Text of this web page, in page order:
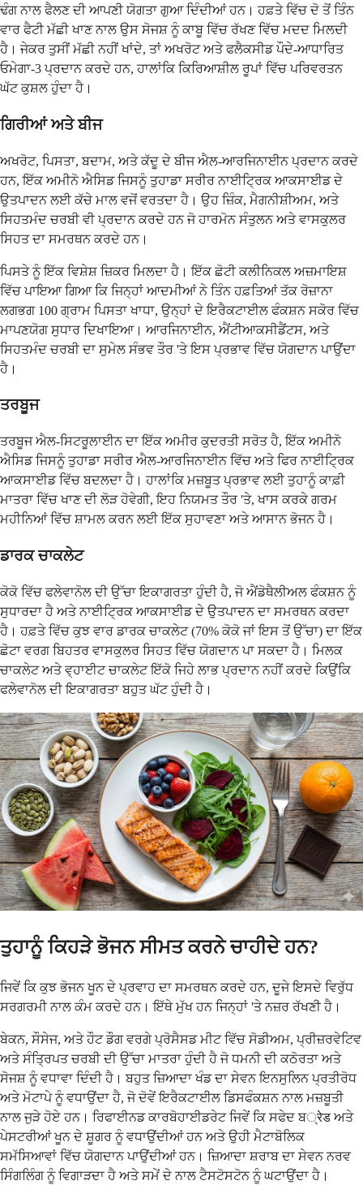
ਢੰਗ ਨਾਲ ਫੈਲਣ ਦੀ ਆਪਣੀ ਯੋਗਤਾ ਗੁਆ ​​ਦਿੰਦੀਆਂ ਹਨ। ਹਫ਼ਤੇ ਵਿੱਚ ਦੋ ਤੋਂ ਤਿੰਨ
ਵਾਰ ਫੈਟੀ ਮੱਛੀ ਖਾਣ ਨਾਲ ਉਸ ਸੋਜਸ਼ ਨੂੰ ਕਾਬੂ ਵਿੱਚ ਰੱਖਣ ਵਿੱਚ ਮਦਦ ਮਿਲਦੀ
ਹੈ। ਜੇਕਰ ਤੁਸੀਂ ਮੱਛੀ ਨਹੀਂ ਖਾਂਦੇ, ਤਾਂ ਅਖਰੋਟ ਅਤੇ ਫਲੈਕਸੀਡ ਪੌਦੇ-ਆਧਾਰਿਤ
ਓਮੇਗਾ-3 ਪ੍ਰਦਾਨ ਕਰਦੇ ਹਨ, ਹਾਲਾਂਕਿ ਕਿਰਿਆਸ਼ੀਲ ਰੂਪਾਂ ਵਿੱਚ ਪਰਿਵਰਤਨ
ਘੱਟ ਕੁਸ਼ਲ ਹੁੰਦਾ ਹੈ।
ਗਿਰੀਆਂ ਅਤੇ ਬੀਜ
ਅਖਰੋਟ, ਪਿਸਤਾ, ਬਦਾਮ, ਅਤੇ ਕੱਦੂ ਦੇ ਬੀਜ ਐਲ-ਆਰਜਿਨਾਈਨ ਪ੍ਰਦਾਨ ਕਰਦੇ
ਹਨ, ਇੱਕ ਅਮੀਨੋ ਐਸਿਡ ਜਿਸਨੂੰ ਤੁਹਾਡਾ ਸਰੀਰ ਨਾਈਟ੍ਰਿਕ ਆਕਸਾਈਡ ਦੇ
ਉਤਪਾਦਨ ਲਈ ਕੱਚੇ ਮਾਲ ਵਜੋਂ ਵਰਤਦਾ ਹੈ। ਉਹ ਜ਼ਿੰਕ, ਮੈਗਨੀਸ਼ੀਅਮ, ਅਤੇ
ਸਿਹਤਮੰਦ ਚਰਬੀ ਵੀ ਪ੍ਰਦਾਨ ਕਰਦੇ ਹਨ ਜੋ ਹਾਰਮੋਨ ਸੰਤੁਲਨ ਅਤੇ ਵਾਸਕੁਲਰ
ਸਿਹਤ ਦਾ ਸਮਰਥਨ ਕਰਦੇ ਹਨ।
ਪਿਸਤੇ ਨੂੰ ਇੱਕ ਵਿਸ਼ੇਸ਼ ਜ਼ਿਕਰ ਮਿਲਦਾ ਹੈ। ਇੱਕ ਛੋਟੀ ਕਲੀਨਿਕਲ ਅਜ਼ਮਾਇਸ਼
ਵਿੱਚ ਪਾਇਆ ਗਿਆ ਕਿ ਜਿਨ੍ਹਾਂ ਆਦਮੀਆਂ ਨੇ ਤਿੰਨ ਹਫ਼ਤਿਆਂ ਤੱਕ ਰੋਜ਼ਾਨਾ
ਲਗਭਗ 100 ਗ੍ਰਾਮ ਪਿਸਤਾ ਖਾਧਾ, ਉਨ੍ਹਾਂ ਦੇ ਇਰੈਕਟਾਈਲ ਫੰਕਸ਼ਨ ਸਕੋਰ ਵਿੱਚ
ਮਾਪਣਯੋਗ ਸੁਧਾਰ ਦਿਖਾਇਆ। ਆਰਜਿਨਾਈਨ, ਐਂਟੀਆਕਸੀਡੈਂਟਸ, ਅਤੇ
ਸਿਹਤਮੰਦ ਚਰਬੀ ਦਾ ਸੁਮੇਲ ਸੰਭਵ ਤੌਰ 'ਤੇ ਇਸ ਪ੍ਰਭਾਵ ਵਿੱਚ ਯੋਗਦਾਨ ਪਾਉਂਦਾ
ਹੈ।
ਤਰਬੂਜ
ਤਰਬੂਜ ਐਲ-ਸਿਟਰੂਲਾਈਨ ਦਾ ਇੱਕ ਅਮੀਰ ਕੁਦਰਤੀ ਸਰੋਤ ਹੈ, ਇੱਕ ਅਮੀਨੋ
ਐਸਿਡ ਜਿਸਨੂੰ ਤੁਹਾਡਾ ਸਰੀਰ ਐਲ-ਆਰਜਿਨਾਈਨ ਵਿੱਚ ਅਤੇ ਫਿਰ ਨਾਈਟ੍ਰਿਕ
ਆਕਸਾਈਡ ਵਿੱਚ ਬਦਲਦਾ ਹੈ। ਹਾਲਾਂਕਿ ਮਜ਼ਬੂਤ ਪ੍ਰਭਾਵ ਲਈ ਤੁਹਾਨੂੰ ਕਾਫ਼ੀ
ਮਾਤਰਾ ਵਿੱਚ ਖਾਣ ਦੀ ਲੋੜ ਹੋਵੇਗੀ, ਇਹ ਨਿਯਮਤ ਤੌਰ 'ਤੇ, ਖਾਸ ਕਰਕੇ ਗਰਮ
ਮਹੀਨਿਆਂ ਵਿੱਚ ਸ਼ਾਮਲ ਕਰਨ ਲਈ ਇੱਕ ਸੁਹਾਵਣਾ ਅਤੇ ਆਸਾਨ ਭੋਜਨ ਹੈ।
ਡਾਰਕ ਚਾਕਲੇਟ
ਕੋਕੋ ਵਿੱਚ ਫਲੇਵਾਨੋਲ ਦੀ ਉੱਚਾ ਇਕਾਗਰਤਾ ਹੁੰਦੀ ਹੈ, ਜੋ ਐਂਡੋਥੈਲੀਅਲ ਫੰਕਸ਼ਨ ਨੂੰ
ਸੁਧਾਰਦਾ ਹੈ ਅਤੇ ਨਾਈਟ੍ਰਿਕ ਆਕਸਾਈਡ ਦੇ ਉਤਪਾਦਨ ਦਾ ਸਮਰਥਨ ਕਰਦਾ
ਹੈ। ਹਫ਼ਤੇ ਵਿੱਚ ਕੁਝ ਵਾਰ ਡਾਰਕ ਚਾਕਲੇਟ (70% ਕੋਕੋ ਜਾਂ ਇਸ ਤੋਂ ਉੱਚਾ) ਦਾ ਇੱਕ
ਛੋਟਾ ਵਰਗ ਬਿਹਤਰ ਵਾਸਕੁਲਰ ਸਿਹਤ ਵਿੱਚ ਯੋਗਦਾਨ ਪਾ ਸਕਦਾ ਹੈ। ਮਿਲਕ
ਚਾਕਲੇਟ ਅਤੇ ਵ੍ਹਾਈਟ ਚਾਕਲੇਟ ਇੱਕੋ ਜਿਹੇ ਲਾਭ ਪ੍ਰਦਾਨ ਨਹੀਂ ਕਰਦੇ ਕਿਉਂਕਿ
ਫਲੇਵਾਨੋਲ ਦੀ ਇਕਾਗਰਤਾ ਬਹੁਤ ਘੱਟ ਹੁੰਦੀ ਹੈ।
ਤੁਹਾਨੂੰ ਕਿਹੜੇ ਭੋਜਨ ਸੀਮਤ ਕਰਨੇ ਚਾਹੀਦੇ ਹਨ?
ਜਿਵੇਂ ਕਿ ਕੁਝ ਭੋਜਨ ਖੂਨ ਦੇ ਪ੍ਰਵਾਹ ਦਾ ਸਮਰਥਨ ਕਰਦੇ ਹਨ, ਦੂਜੇ ਇਸਦੇ ਵਿਰੁੱਧ
ਸਰਗਰਮੀ ਨਾਲ ਕੰਮ ਕਰਦੇ ਹਨ। ਇੱਥੇ ਮੁੱਖ ਹਨ ਜਿਨ੍ਹਾਂ 'ਤੇ ਨਜ਼ਰ ਰੱਖਣੀ ਹੈ।
ਬੇਕਨ, ਸੌਸੇਜ, ਅਤੇ ਹੌਟ ਡੌਗ ਵਰਗੇ ਪ੍ਰੋਸੈਸਡ ਮੀਟ ਵਿੱਚ ਸੋਡੀਅਮ, ਪ੍ਰੀਜ਼ਰਵੇਟਿਵ
ਅਤੇ ਸੰਤ੍ਰਿਪਤ ਚਰਬੀ ਦੀ ਉੱਚਾ ਮਾਤਰਾ ਹੁੰਦੀ ਹੈ ਜੋ ਧਮਨੀ ਦੀ ਕਠੋਰਤਾ ਅਤੇ
ਸੋਜਸ਼ ਨੂੰ ਵਧਾਵਾ ਦਿੰਦੀ ਹੈ। ਬਹੁਤ ਜ਼ਿਆਦਾ ਖੰਡ ਦਾ ਸੇਵਨ ਇਨਸੁਲਿਨ ਪ੍ਰਤੀਰੋਧ
ਅਤੇ ਮੋਟਾਪੇ ਨੂੰ ਵਧਾਉਂਦਾ ਹੈ, ਜੋ ਦੋਵੇਂ ਇਰੈਕਟਾਈਲ ਡਿਸਫੰਕਸ਼ਨ ਨਾਲ ਮਜ਼ਬੂਤੀ
ਨਾਲ ਜੁੜੇ ਹੋਏ ਹਨ। ਰਿਫਾਈਨਡ ਕਾਰਬੋਹਾਈਡਰੇਟ ਜਿਵੇਂ ਕਿ ਸਫੇਦ ਬ्रेड ਅਤੇ
ਪੇਸਟਰੀਆਂ ਖੂਨ ਦੇ ਸ਼ੂਗਰ ਨੂੰ ਵਧਾਉਂਦੀਆਂ ਹਨ ਅਤੇ ਉਹੀ ਮੈਟਾਬੋਲਿਕ
ਸਮੱਸਿਆਵਾਂ ਵਿੱਚ ਯੋਗਦਾਨ ਪਾਉਂਦੀਆਂ ਹਨ। ਜ਼ਿਆਦਾ ਸ਼ਰਾਬ ਦਾ ਸੇਵਨ ਨਰਵ
ਸਿੰਗਲਿੰਗ ਨੂੰ ਵਿਗਾੜਦਾ ਹੈ ਅਤੇ ਸਮੇਂ ਦੇ ਨਾਲ ਟੈਸਟੋਸਟੋਨ ਨੂੰ ਘਟਾਉਂਦਾ ਹੈ।